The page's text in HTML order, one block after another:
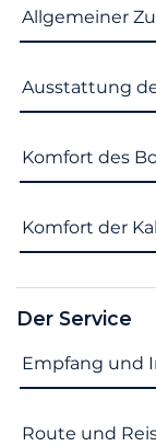
Name des
Allgemeiner
Ausstattung
Komfort des
Komfort der
Der Service
Name des
Empfang und
Route und